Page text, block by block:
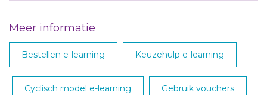
Meer informatie
Bestellen e-learning Keuzehulp e-learning
Cyclisch model e-learning Gebruik vouchers